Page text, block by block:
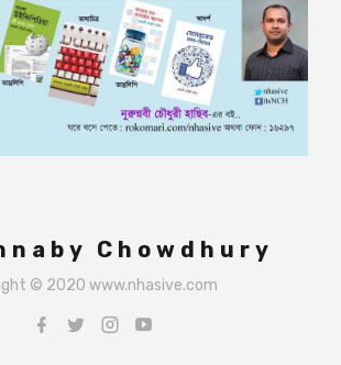
Chowdhury
© 2020 www.nhasive.com